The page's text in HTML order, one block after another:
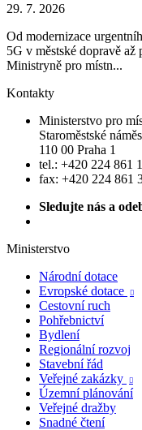
29. 7. 2026
Od modernizace
5G v městské dopravě
Ministryně pro místn...
Kontakty
Ministerstvo pro
Staroměstské
110 00 Praha 1
tel.: +420 224 861
fax: +420 224 861
Sledujte nás a
Ministerstvo
Národní dotace
Evropské dotace

Cestovní ruch
Pohřebnictví
Bydlení
Regionální rozvoj
Stavební řád
Veřejné zakázky

Územní plánování
Veřejné dražby
Snadné čtení